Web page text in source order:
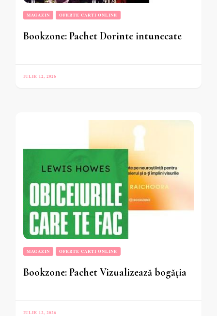
MAGAZIN OFERTE CARTI ONLINE
Bookzone: Pachet Dorinte intunecate
IULIE 12, 2026
MAGAZIN OFERTE CARTI ONLINE
Bookzone: Pachet Vizualizează bogăția
IULIE 12, 2026